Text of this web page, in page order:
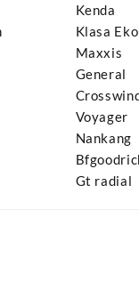
Kenda
Klasa
Maxxis
General
Voyager
Nankang
Gt radial